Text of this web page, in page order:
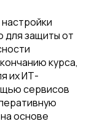
для защиты от
курса,
их ИТ-
сервисов
основе